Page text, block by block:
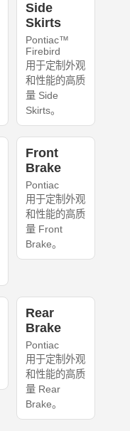
Side
Skirts
Pontiac™
Firebird
用于定制外观
和性能的高质
量 Side
Skirts。
Front
Brake
Pontiac
用于定制外观
和性能的高质
量 Front
Brake。
Rear
Brake
Pontiac
用于定制外观
和性能的高质
量 Rear
Brake。